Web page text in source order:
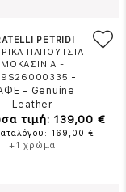
PETRIDI
ΠΑΠΟΥΤΣΙΑ
ΜΟΚΑΣΙΝΙΑ -
-
- Genuine
Leather
τιμή: 139,00 €
169,00 €
+1 χρώμα